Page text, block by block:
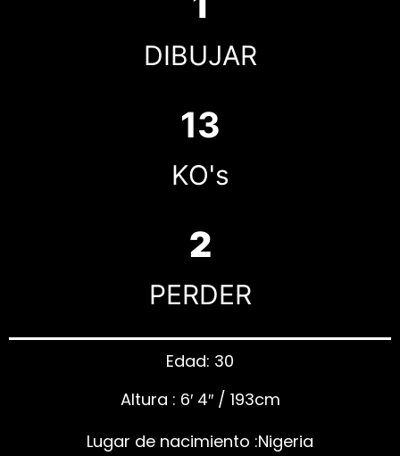
DIBUJAR
KO's
13
PERDER
2
Edad: 30
Altura : 6′ 4″ / 193cm
Lugar de nacimiento :Nigeria